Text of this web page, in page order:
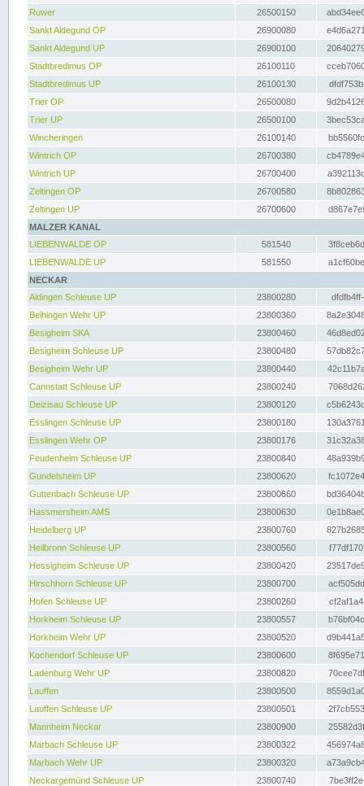
Ruwer
26500150
Sankt Aldegund OP
26900080
Sankt Aldegund UP
26900100
Stadtbredimus OP
26100110
Stadtbredimus UP
26100130
Trier OP
26500080
Trier UP
26500100
Wincheringen
26100140
Wintrich OP
26700380
Wintrich UP
26700400
Zeltingen OP
26700580
Zeltingen UP
26700600
MALZER KANAL
LIEBENWALDE OP
581540
LIEBENWALDE UP
581550
NECKAR
Aldingen Schleuse UP
23800280
Beihingen Wehr UP
23800360
Besigheim SKA
23800460
Besigheim Schleuse UP
23800480
Besigheim Wehr UP
23800440
Cannstatt Schleuse UP
23800240
Deizisau Schleuse UP
23800120
Esslingen Schleuse UP
23800180
Esslingen Wehr OP
23800176
Feudenheim Schleuse UP
23800840
Gundelsheim UP
23800620
Guttenbach Schleuse UP
23800660
Hassmersheim AMS
23800630
Heidelberg UP
23800760
Heilbronn Schleuse UP
23800560
Hessigheim Schleuse UP
23800420
Hirschhorn Schleuse UP
23800700
Hofen Schleuse UP
23800260
Horkheim Schleuse UP
23800557
Horkheim Wehr UP
23800520
Kochendorf Schleuse UP
23800600
Ladenburg Wehr UP
23800820
Lauffen
23800500
Lauffen Schleuse UP
23800501
Mannheim Neckar
23800900
Marbach Schleuse UP
23800322
Marbach Wehr UP
23800320
Neckargemünd Schleuse UP
23800740